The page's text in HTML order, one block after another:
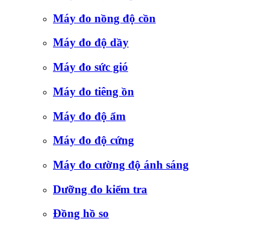
Máy đo nồng độ cồn
Máy đo độ dầy
Máy đo sức gió
Máy đo tiêng ồn
Máy đo độ ẩm
Máy đo độ cứng
Máy đo cường độ ánh sáng
Dưỡng đo kiểm tra
Đồng hồ so